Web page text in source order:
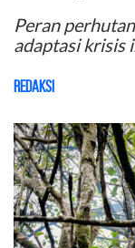
Peran
adaptasi krisis
Redaksi